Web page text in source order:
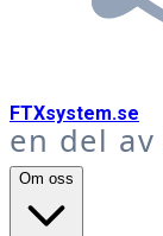
FTXsystem.se
en del av
Om oss